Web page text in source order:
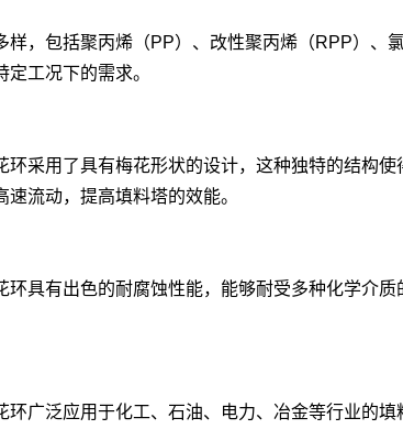
样，包括聚丙烯（PP）、改性聚丙烯（RPP）
工况下的需求。
环采用了具有梅花形状的设计，这种独特的结构
流动，提高填料塔的效能。
环具有出色的耐腐蚀性能，能够耐受多种化学介
环广泛应用于化工、石油、电力、冶金等行业的